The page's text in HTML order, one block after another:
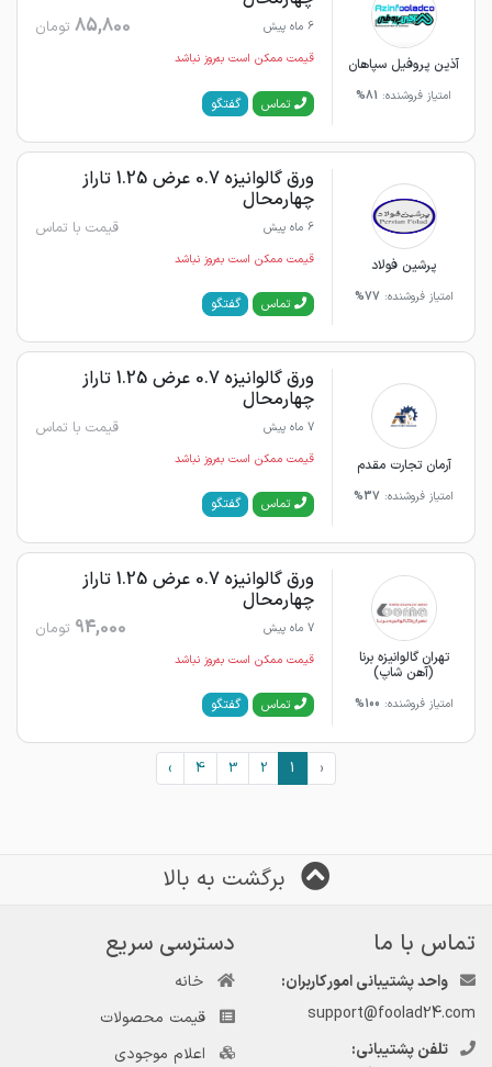
آذین پروفیل سپاهان
امتیاز فروشنده: 81%
6 ماه پیش 85,800 تومان
قیمت ممکن است به‌روز نباشد
تماس گفتگو
پرشین فولاد
امتیاز فروشنده: 77%
ورق گالوانیزه 0.7 عرض 1.25 تاراز
چهارمحال
6 ماه پیش قیمت با تماس
قیمت ممکن است به‌روز نباشد
تماس گفتگو
آرمان تجارت مقدم
امتیاز فروشنده: 37%
ورق گالوانیزه 0.7 عرض 1.25 تاراز
چهارمحال
7 ماه پیش قیمت با تماس
قیمت ممکن است به‌روز نباشد
تماس گفتگو
تهران گالوانیزه برنا
(آهن شاپ)
امتیاز فروشنده: 100%
ورق گالوانیزه 0.7 عرض 1.25 تاراز
چهارمحال
7 ماه پیش 94,000 تومان
قیمت ممکن است به‌روز نباشد
تماس گفتگو
‹
1
2
3
4
›
برگشت به بالا
تماس با ما
واحد پشتیبانی امور کاربران:
support@foolad24.com
تلفن پشتیبانی:
دسترسی سریع
خانه
قیمت محصولات
اعلام موجودی